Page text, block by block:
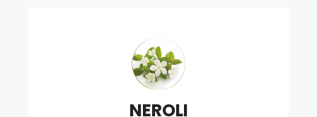
NEROLI